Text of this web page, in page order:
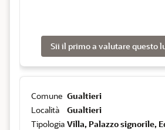
Sii il primo a valutare questo
Comune Gualtieri
Località
Gualtieri
Tipologia Villa, Palazzo signorile,